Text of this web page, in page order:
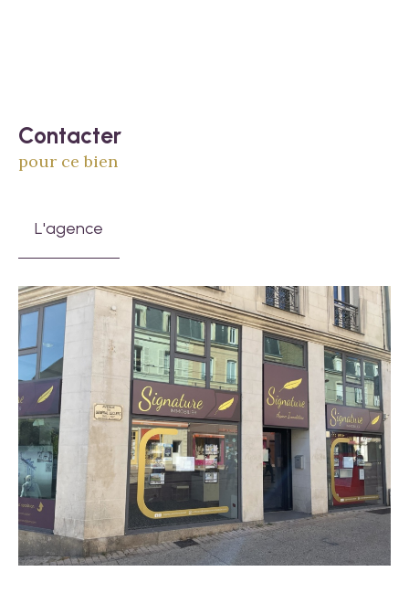
Contacter
pour ce bien
L'agence